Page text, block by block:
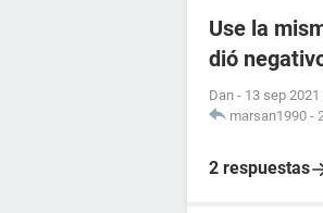
Use la
dió
Dan - 13 sep
marsan1990 -
2 respuestas